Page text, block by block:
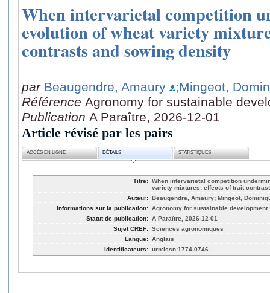
When intervarietal competition
evolution of wheat variety
contrasts and sowing density
par Beaugendre, Amaury
;Mingeot,
Référence Agronomy for sustainable
Publication A Paraître, 2026-12-01
Article révisé par les pairs
ACCÈS EN LIGNE DÉTAILS STATISTIQUES
Titre: When intervarietal competition
variety mixtures: effects of trait
Auteur: Beaugendre, Amaury; Mingeot,
Informations sur la publication: Agronomy for sustainable development
Statut de publication: A Paraître, 2026-12-01
Sujet CREF: Sciences agronomiques
Langue: Anglais
Identificateurs: urn:issn:1774-0746